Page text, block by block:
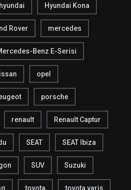
hyundai Hyundai Kona
Rover mercedes
Benz E-Serisi
opel
porsche
renault Renault Captur
SEAT SEAT Ibiza
SUV Suzuki
toyota toyota yaris